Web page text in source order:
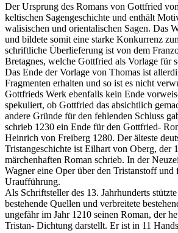
Der Ursprung des Romans von Gottfried
keltischen Sagengeschichte und enthält
walisischen und orientalischen Sagen. Das
und bildete somit eine starke Konkurrenz
schriftliche Überlieferung ist von dem
Bretagnes, welche Gottfried als Vorlage für
Das Ende der Vorlage von Thomas ist
Fragmenten erhalten und so ist es nicht
Gottfrieds Werk ebenfalls kein Ende
spekuliert, ob Gottfried das absichtlich
andere Gründe für den fehlenden Schluss
schrieb 1230 ein Ende für den Gottfried-
Heinrich von Freiberg 1280. Der älteste
Tristangeschichte ist Eilhart von Oberg, der
märchenhaften Roman schrieb. In der
Wagner eine Oper über den Tristanstoff und
Uraufführung.
Als Schriftsteller des 13. Jahrhunderts
bestehende Quellen und verbreitete
ungefähr im Jahr 1210 seinen Roman, der
Tristan- Dichtung darstellt. Er ist in 11